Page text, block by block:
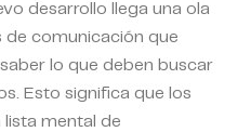
desarrollo llega una ola
de comunicación que
lo que deben buscar
Esto significa que los
lista mental de